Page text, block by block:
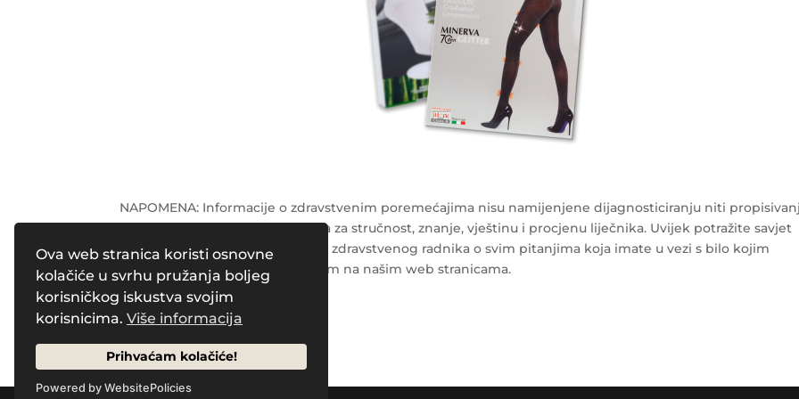
Ova web stranica koristi osnovne
kolačiće u svrhu pružanja boljeg
korisničkog iskustva svojim
korisnicima. Više informacija
Prihvaćam kolačiće!
Powered by WebsitePolicies
NAPOMENA: Informacije o zdravstvenim poremećajima nisu namijenjene dijagnosticiranju niti
terapije te ne mogu biti zamjena za stručnost, znanje, vještinu i procjenu liječnika. Uvijek potražite savjet
liječnika ili drugog kvalificiranog zdravstvenog radnika o svim pitanjima koja imate u vezi s bilo kojim
zdravstvenim stanjem navedenim na našim web stranicama.
Powered byPleasure Magazines